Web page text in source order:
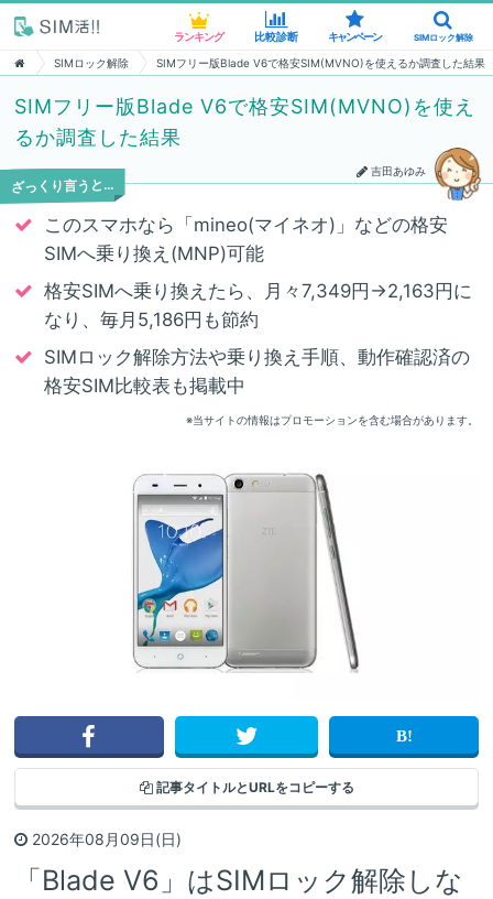
ランキング 比較診断 キャンペーン SIMロック解除
SIMロック解除 SIMフリー版Blade V6で格安SIM(MVNO)を使えるか調査した結果
SIMフリー版Blade V6で格安SIM(MVNO)を使え
るか調査した結果
吉田あゆみ
ざっくり言うと…
このスマホなら「mineo(マイネオ)」などの格安
SIMへ乗り換え(MNP)可能
格安SIMへ乗り換えたら、月々7,349円→2,163円に
なり、毎月5,186円も節約
SIMロック解除方法や乗り換え手順、動作確認済の
格安SIM比較表も掲載中
※当サイトの情報はプロモーションを含む場合があります。
記事タイトルとURLをコピーする
2026年08月09日(日)
「Blade V6」はSIMロック解除しな
ランキング 比較診断 キャンペーン SIMロック解除